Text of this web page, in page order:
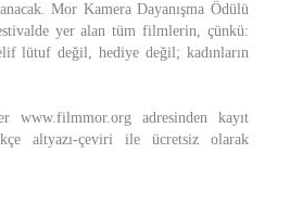
Mor Kamera Dayanışma Ödülü
yer alan tüm filmlerin, çünkü:
lütuf değil, hediye değil; kadınların
adresinden kayıt
altyazı-çeviri ile ücretsiz olarak